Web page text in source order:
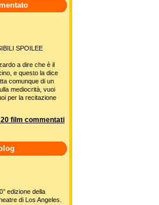
SPOILEE
a dire che è il
e questo la dice
comunque di un
mediocrità, vuoi
per la recitazione
film commentati
edizione della
di Los Angeles.